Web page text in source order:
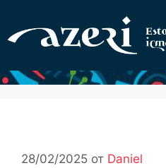
содержимому
28/02/2025 от Daniel